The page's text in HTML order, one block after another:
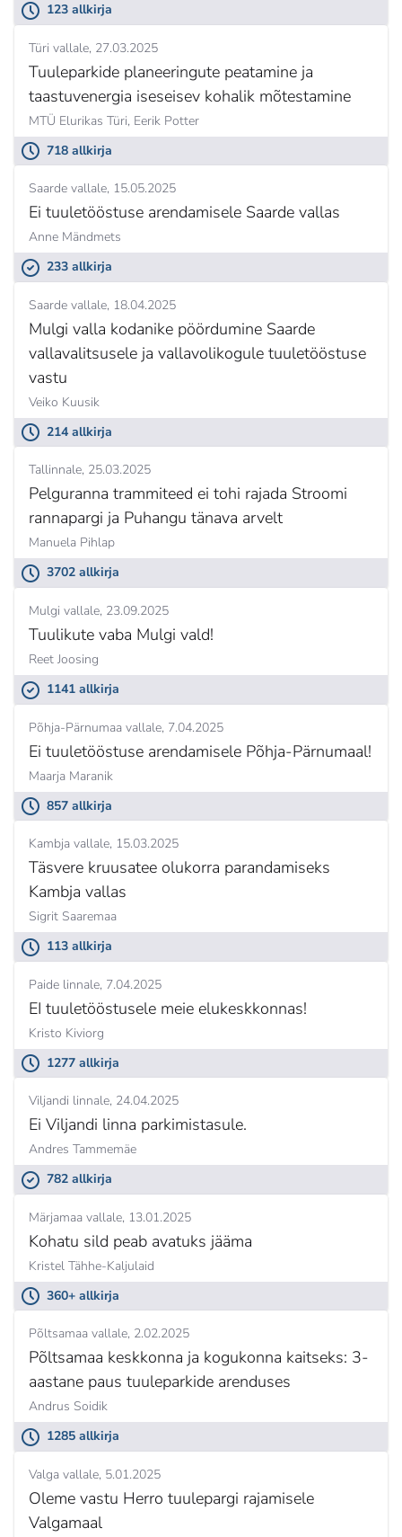
123 allkirja
Türi vallale 27.03.2025
Tuuleparkide planeeringute peatamine ja
taastuvenergia iseseisev kohalik mõtestamine
MTÜ Elurikas Türi, Eerik Potter
718 allkirja
Saarde vallale 15.05.2025
Ei tuuletööstuse arendamisele Saarde vallas
Anne Mändmets
233 allkirja
Saarde vallale 18.04.2025
Mulgi valla kodanike pöördumine Saarde
vallavalitsusele ja vallavolikogule tuuletööstuse
vastu
Veiko Kuusik
214 allkirja
Tallinnale 25.03.2025
Pelguranna trammiteed ei tohi rajada Stroomi
rannapargi ja Puhangu tänava arvelt
Manuela Pihlap
3702 allkirja
Mulgi vallale 23.09.2025
Tuulikute vaba Mulgi vald!
Reet Joosing
1141 allkirja
Põhja-Pärnumaa vallale 7.04.2025
Ei tuuletööstuse arendamisele Põhja-Pärnumaal!
Maarja Maranik
857 allkirja
Kambja vallale 15.03.2025
Täsvere kruusatee olukorra parandamiseks
Kambja vallas
Sigrit Saaremaa
113 allkirja
Paide linnale 7.04.2025
EI tuuletööstusele meie elukeskkonnas!
Kristo Kiviorg
1277 allkirja
Viljandi linnale 24.04.2025
Ei Viljandi linna parkimistasule.
Andres Tammemäe
782 allkirja
Märjamaa vallale 13.01.2025
Kohatu sild peab avatuks jääma
Kristel Tähhe-Kaljulaid
360+ allkirja
Põltsamaa vallale 2.02.2025
Põltsamaa keskkonna ja kogukonna kaitseks: 3-
aastane paus tuuleparkide arenduses
Andrus Soidik
1285 allkirja
Valga vallale 5.01.2025
Oleme vastu Herro tuulepargi rajamisele
Valgamaal